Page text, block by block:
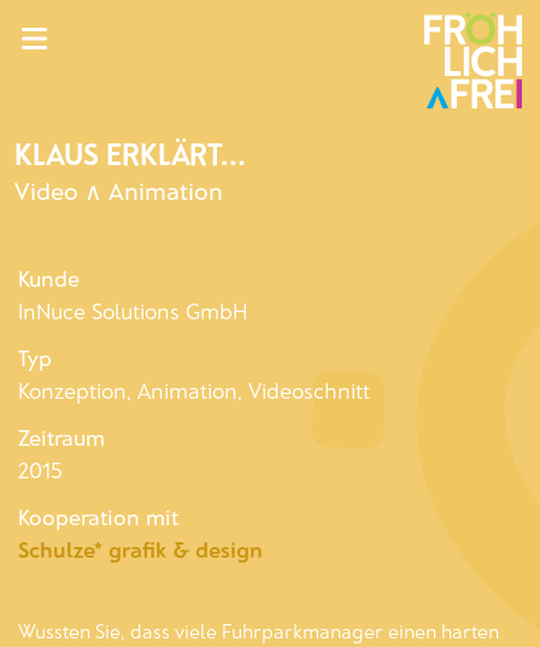
KLAUS ERKLÄRT...
Video ∧ Animation
Kunde
InNuce Solutions GmbH
Typ
Konzeption, Animation, Videoschnitt
Zeitraum
2015
Kooperation mit
Schulze* grafik & design
Wussten Sie, dass viele Fuhrparkmanager einen harten